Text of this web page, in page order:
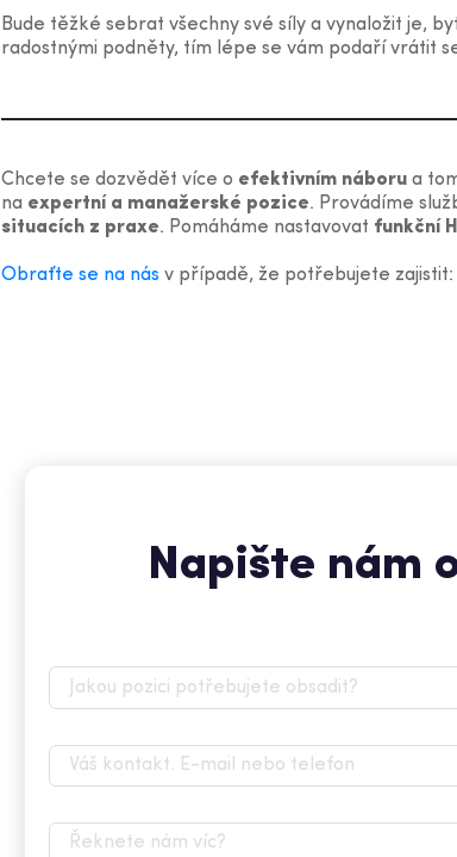
Bude těžké sebrat všechny své síly a vynaložit je,
radostnými podněty, tím lépe se vám podaří vrátit
Chcete se dozvědět více o efektivním náboru a
na expertní a manažerské pozice. Provádíme
situacích z praxe. Pomáháme nastavovat funkční
Obraťte se na nás v případě, že potřebujete zajistit:
Napište nám